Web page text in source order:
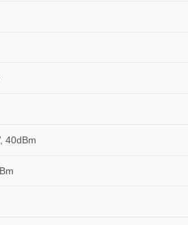
40dBm